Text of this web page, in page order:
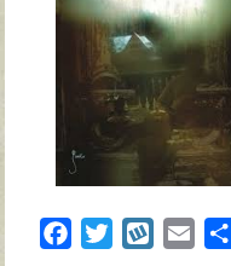
FacebookTwitterWykopEmail